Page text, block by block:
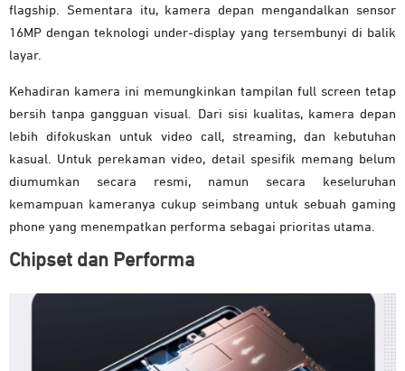
flagship. Sementara itu, kamera depan mengandalkan sensor
16MP dengan teknologi under-display yang tersembunyi di balik
layar.
Kehadiran kamera ini memungkinkan tampilan full screen tetap
bersih tanpa gangguan visual. Dari sisi kualitas, kamera depan
lebih difokuskan untuk video call, streaming, dan kebutuhan
kasual. Untuk perekaman video, detail spesifik memang belum
diumumkan secara resmi, namun secara keseluruhan
kemampuan kameranya cukup seimbang untuk sebuah gaming
phone yang menempatkan performa sebagai prioritas utama.
Chipset dan Performa